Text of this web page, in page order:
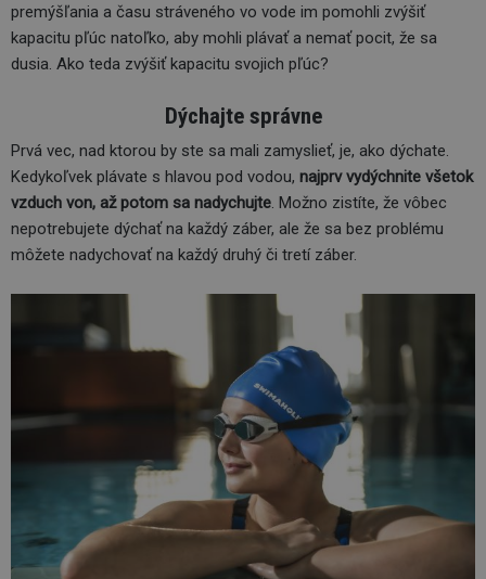
premýšľania a času stráveného vo vode im pomohli zvýšiť
kapacitu pľúc natoľko, aby mohli plávať a nemať pocit, že sa
dusia. Ako teda zvýšiť kapacitu svojich pľúc?
Dýchajte správne
Prvá vec, nad ktorou by ste sa mali zamyslieť, je, ako dýchate.
Kedykoľvek plávate s hlavou pod vodou, najprv vydýchnite všetok
vzduch von, až potom sa nadychujte. Možno zistíte, že vôbec
nepotrebujete dýchať na každý záber, ale že sa bez problému
môžete nadychovať na každý druhý či tretí záber.